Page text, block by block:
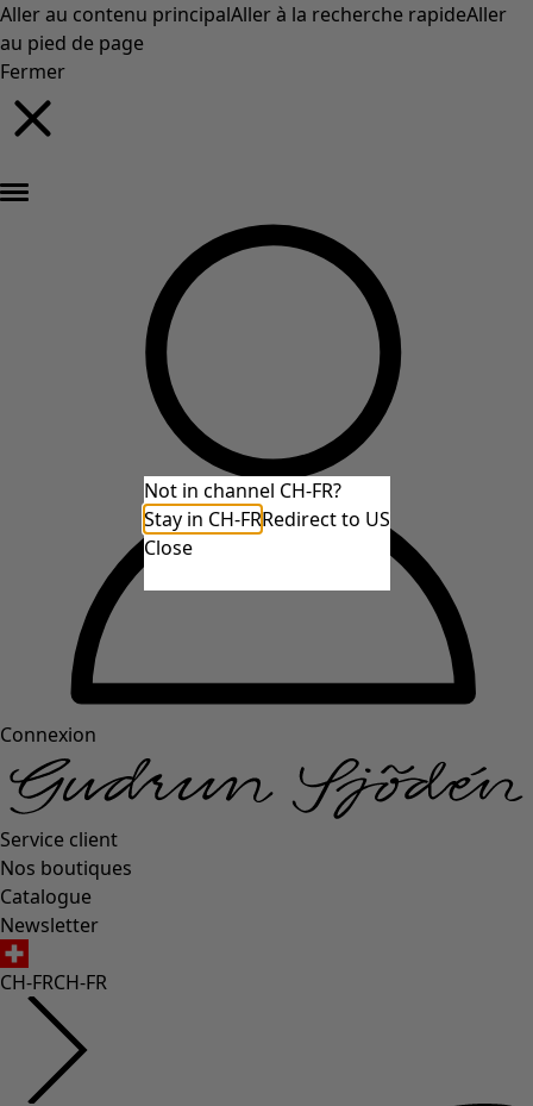
Aller au contenu principalAller à la recherche rapideAller
au pied de page
Fermer
Connexion
Service client
Nos boutiques
Catalogue
Newsletter
CH-FRCH-FR
Not in channel CH-FR?
Stay in CH-FRRedirect to US
Close